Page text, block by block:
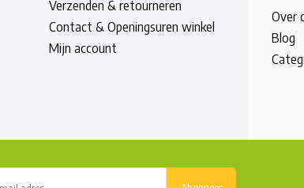
Verzenden & retourneren
Contact & Openingsuren winkel
Mijn account
Over
Blog